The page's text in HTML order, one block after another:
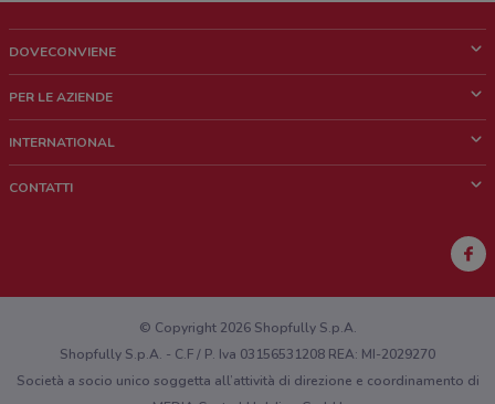
DOVECONVIENE
Chi siamo
Lavora con noi
PER LE AZIENDE
Richieste commerciali e marketing
INTERNATIONAL
CONTATTI
Hai un malfunzionamento sul web o sull'app?
© Copyright 2026 Shopfully S.p.A.
Shopfully S.p.A. - C.F / P. Iva 03156531208 REA: MI-2029270
Società a socio unico soggetta all’attività di direzione e coordinamento di